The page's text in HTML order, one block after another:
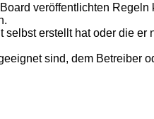
veröffentlichten Regeln
erstellt hat oder die er
sind, dem Betreiber